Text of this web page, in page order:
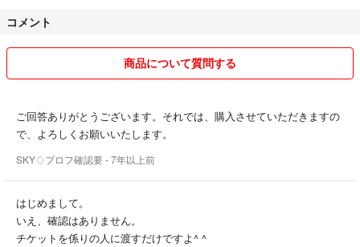
お取引は、フリルのルール通りに行います。
子供のものや私や夫、母のもの家族の品が多いですので、
多種類になっています。
状態については、素人判断、自宅保管ですので、
質問等なければ、即購入可の物は、コメントなしで
お買い上げ下さい。
メッセージは確認後、なるべく、
コメント
商品について質問する
ご回答ありがとうございます。それでは、購入させていただきますの
で、よろしくお願いいたします。
SKY♢プロフ確認要- 7年以上前
はじめまして。
いえ、確認はありません。
チケットを係りの人に渡すだけですよ^ ^